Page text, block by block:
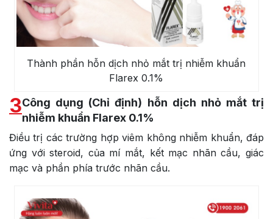
Thành phần hỗn dịch nhỏ mắt trị nhiễm khuẩn
Flarex 0.1%
3Công dụng (Chỉ định) hỗn dịch nhỏ mắt trị
nhiễm khuẩn Flarex 0.1%
Điều trị các trường hợp viêm không nhiễm khuẩn, đáp
ứng với steroid, của mí mắt, kết mạc nhãn cầu, giác
mạc và phần phía trước nhãn cầu.